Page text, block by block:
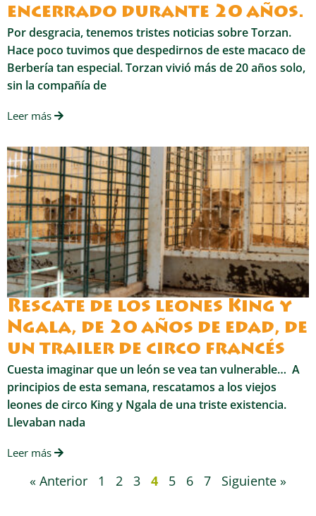
encerrado durante 20 años.
Por desgracia, tenemos tristes noticias sobre Torzan.
Hace poco tuvimos que despedirnos de este macaco de
Berbería tan especial. Torzan vivió más de 20 años solo,
sin la compañía de
Leer más
Rescate de los leones King y
Ngala, de 20 años de edad, de
un trailer de circo francés
Cuesta imaginar que un león se vea tan vulnerable… A
principios de esta semana, rescatamos a los viejos
leones de circo King y Ngala de una triste existencia.
Llevaban nada
Leer más
« Anterior 1 2 3 4 5 6 7 Siguiente »